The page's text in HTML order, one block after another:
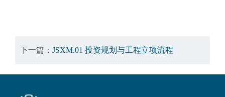
下一篇： JSXM.01 投资规划与工程立项流程